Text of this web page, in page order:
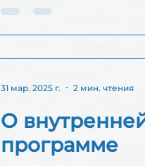
О
программе
31 мар. 2025 г. 2 мин. чтения